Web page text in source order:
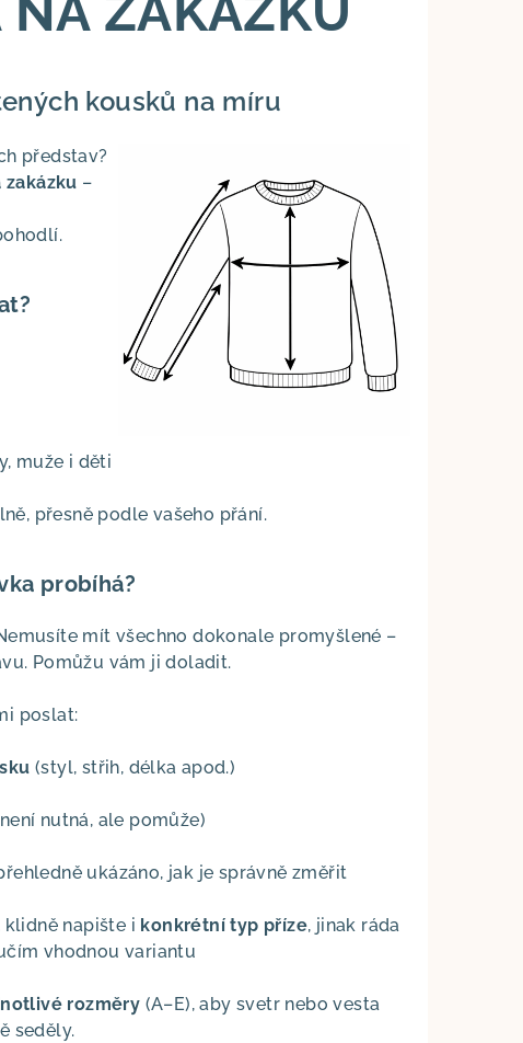
kousků na míru
představ?
–
muže i děti
přesně podle vašeho přání.
probíhá?
mít všechno dokonale promyšlené –
Pomůžu vám ji doladit.
poslat:
(styl, střih, délka apod.)
nutná, ale pomůže)
ukázáno, jak je správně změřit
napište i konkrétní typ příze, jinak ráda
vhodnou variantu
rozměry (A–E), aby svetr nebo vesta
seděly.